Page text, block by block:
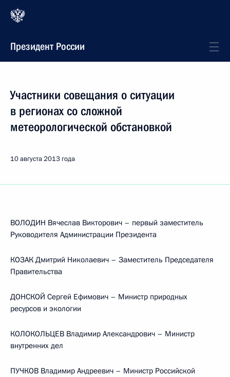
Президент России
Участники совещания о ситуации
в регионах со сложной
метеорологической обстановкой
10 августа 2013 года
ВОЛОДИН Вячеслав Викторович – первый заместитель
Руководителя Администрации Президента
КОЗАК Дмитрий Николаевич – Заместитель Председателя
Правительства
ДОНСКОЙ Сергей Ефимович – Министр природных
ресурсов и экологии
КОЛОКОЛЬЦЕВ Владимир Александрович – Министр
внутренних дел
ПУЧКОВ Владимир Андреевич – Министр Российской